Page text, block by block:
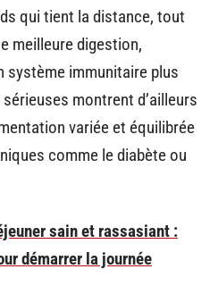
qui tient la distance, tout
meilleure digestion,
système immunitaire plus
montrent d’ailleurs
variée et équilibrée
comme le diabète ou
sain et rassasiant :
démarrer la journée